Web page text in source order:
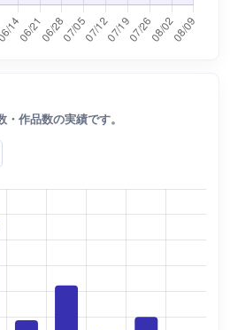
作品数の実績です。